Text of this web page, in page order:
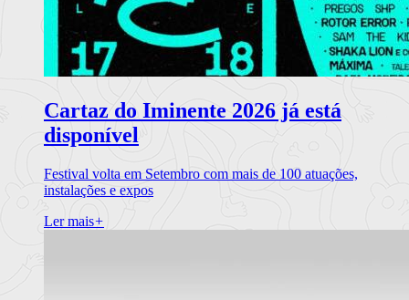
Cartaz do Iminente 2026 já está
disponível
Festival volta em Setembro com mais de 100 atuações,
instalações e expos
Ler mais+